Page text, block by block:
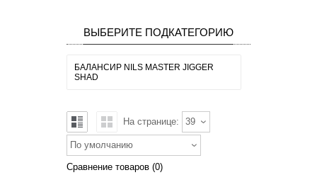
ВЫБЕРИТЕ ПОДКАТЕГОРИЮ
БАЛАНСИР NILS MASTER JIGGER
SHAD
На странице: 39
По умолчанию
Сравнение товаров (0)